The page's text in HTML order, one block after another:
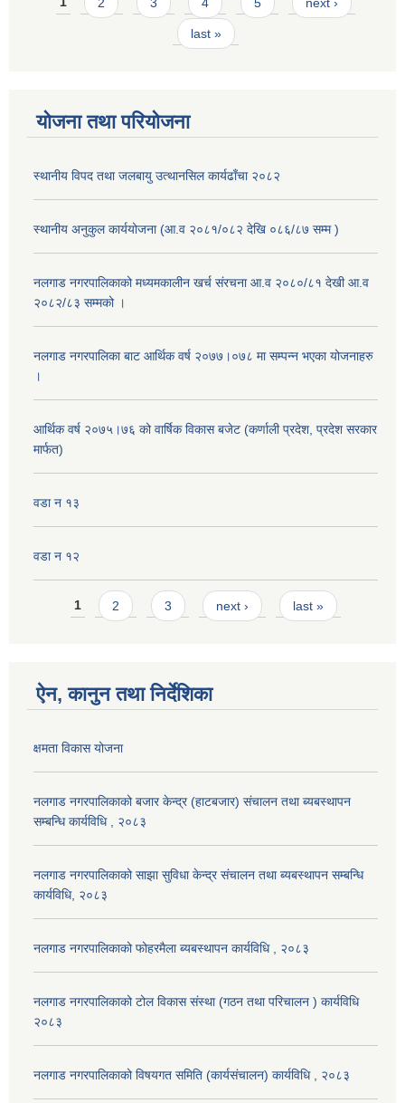
last »
योजना तथा परियोजना
स्थानीय विपद तथा जलबायु उत्थानसिल कार्यढाँचा २०८२
स्थानीय अनुकुल कार्ययोजना (आ.व २०८१/०८२ देखि ०८६/८७ सम्म )
नलगाड नगरपालिकाको मध्यमकालीन खर्च संरचना आ.व २०८०/८१ देखी आ.व
२०८२/८३ सम्मको ।
नलगाड नगरपालिका बाट आर्थिक वर्ष २०७७।०७८ मा सम्पन्न भएका योजनाहरु
।
आर्थिक वर्ष २०७५।७६ को वार्षिक विकास बजेट (कर्णाली प्रदेश, प्रदेश सरकार
मार्फत)
वडा न १३
वडा न १२
Pages
1 2 3 next › last »
ऐन, कानुन तथा निर्देशिका
क्षमता विकास योजना
नलगाड नगरपालिकाको बजार केन्द्र (हाटबजार) संचालन तथा ब्यबस्थापन
सम्बन्धि कार्यविधि , २०८३
नलगाड नगरपालिकाको साझा सुविधा केन्द्र संचालन तथा ब्यबस्थापन सम्बन्धि
कार्यविधि, २०८३
नलगाड नगरपालिकाको फोहरमैला ब्यबस्थापन कार्यविधि , २०८३
नलगाड नगरपालिकाको टोल विकास संस्था (गठन तथा परिचालन ) कार्यविधि
२०८३
नलगाड नगरपालिकाको विषयगत समिति (कार्यसंचालन) कार्यविधि , २०८३